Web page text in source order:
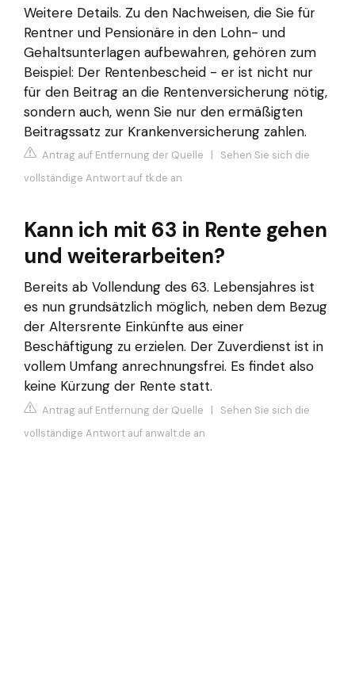
Weitere Details. Zu den Nachweisen, die Sie für
Rentner und Pensionäre in den Lohn- und
Gehaltsunterlagen aufbewahren, gehören zum
Beispiel: Der Rentenbescheid - er ist nicht nur
für den Beitrag an die Rentenversicherung nötig,
sondern auch, wenn Sie nur den ermäßigten
Beitragssatz zur Krankenversicherung zahlen.
Antrag auf Entfernung der Quelle | Sehen Sie sich die
vollständige Antwort auf tk.de an
Kann ich mit 63 in Rente gehen
und weiterarbeiten?
Bereits ab Vollendung des 63. Lebensjahres ist
es nun grundsätzlich möglich, neben dem Bezug
der Altersrente Einkünfte aus einer
Beschäftigung zu erzielen. Der Zuverdienst ist in
vollem Umfang anrechnungsfrei. Es findet also
keine Kürzung der Rente statt.
Antrag auf Entfernung der Quelle | Sehen Sie sich die
vollständige Antwort auf anwalt.de an